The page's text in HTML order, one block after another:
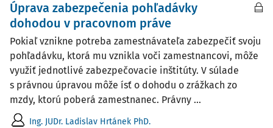
Úprava zabezpečenia pohľadávky
dohodou v pracovnom práve
Pokiaľ vznikne potreba zamestnávateľa zabezpečiť svoju
pohľadávku, ktorá mu vznikla voči zamestnancovi, môže
využiť jednotlivé zabezpečovacie inštitúty. V súlade
s právnou úpravou môže ísť o dohodu o zrážkach zo
mzdy, ktorú poberá zamestnanec. Právny ...
Ing. JUDr. Ladislav Hrtánek PhD.